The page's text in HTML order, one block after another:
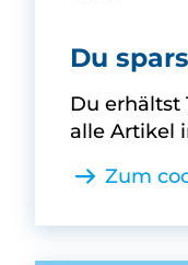
Block
Du
Du erhältst
alle Artikel
Zum